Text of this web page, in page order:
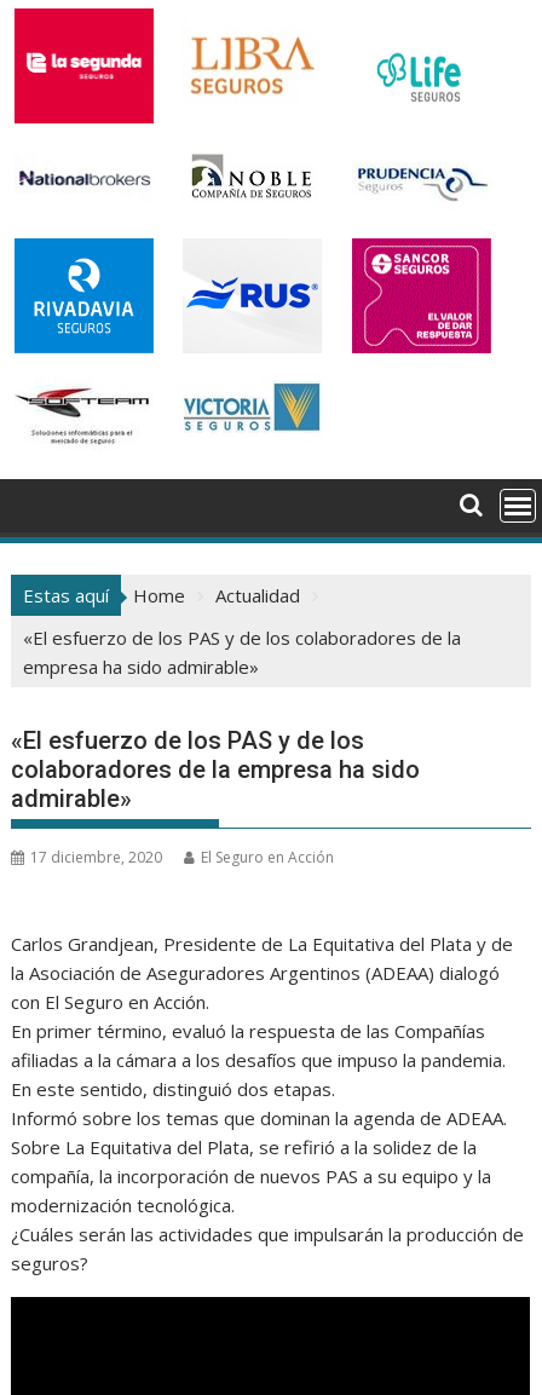
Estas aquí Home
Actualidad
«El esfuerzo de los PAS y de los colaboradores de la
empresa ha sido admirable»
«El esfuerzo de los PAS y de los
colaboradores de la empresa ha sido
admirable»
17 diciembre, 2020 El Seguro en Acción
Carlos Grandjean, Presidente de La Equitativa del Plata y de
la Asociación de Aseguradores Argentinos (ADEAA) dialogó
con El Seguro en Acción.
En primer término, evaluó la respuesta de las Compañías
afiliadas a la cámara a los desafíos que impuso la pandemia.
En este sentido, distinguió dos etapas.
Informó sobre los temas que dominan la agenda de ADEAA.
Sobre La Equitativa del Plata, se refirió a la solidez de la
compañía, la incorporación de nuevos PAS a su equipo y la
modernización tecnológica.
¿Cuáles serán las actividades que impulsarán la producción de
seguros?